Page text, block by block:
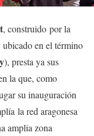
, construido por la
ubicado en el término
), presta ya sus
la que, como
su inauguración
la red aragonesa
amplia zona